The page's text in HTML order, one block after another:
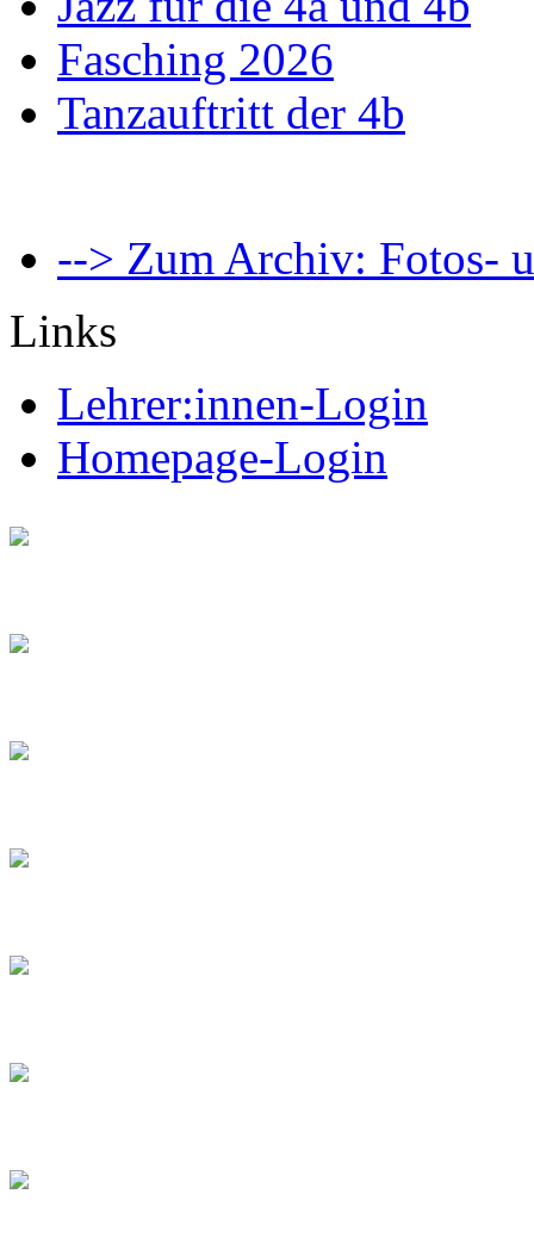
Fasching 2026
Tanzauftritt der 4b
--> Zum Archiv: Fotos-
Links
Lehrer:innen-Login
Homepage-Login